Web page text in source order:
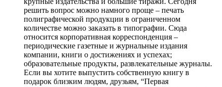
решить вопрос можно намного проще – печать
полиграфической продукции в ограниченном
количестве можно заказать в типографии. Сюда
относится корпоративная корреспонденция –
периодические газетные и журнальные издания
компании, книги о достижениях и успехах;
образовательные продукты, развлекательные журналы.
Если вы хотите выпустить собственную книгу в
подарок близким людям, друзьям, “Первая